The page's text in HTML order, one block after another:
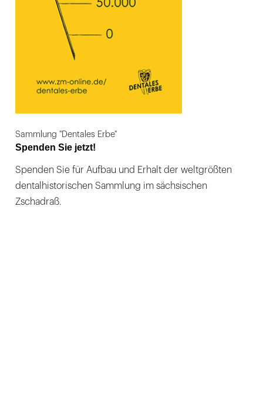
Sammlung "Dentales Erbe"
Spenden Sie jetzt!
Spenden Sie für Aufbau und Erhalt der weltgrößten
dentalhistorischen Sammlung im sächsischen
Zschadraß.